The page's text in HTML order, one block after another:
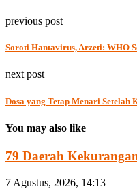
previous post
Soroti Hantavirus, Arzeti: WHO
next post
Dosa yang Tetap Menari Setelah
You may also like
79 Daerah
7 Agustus, 2026, 14:13